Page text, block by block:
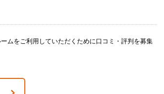
ムをご利用していただくために口コミ・評判を募集